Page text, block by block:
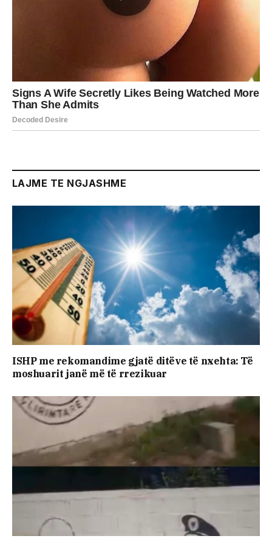
LAJME TE NGJASHME
ISHP me rekomandime gjatë ditëve të nxehta: Të
moshuarit janë më të rrezikuar